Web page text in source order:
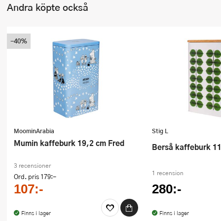
Andra köpte också
MoominArabia
Mumin kaffeburk 19,2 cm Fred
3 recensioner
Ord. pris 179:-
107:-
Finns i lager
-40%
Stig L
Berså kaffeburk
1 recension
280:-
Finns i lager